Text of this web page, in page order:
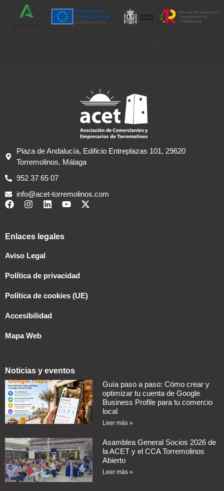
Plaza de Andalucía, Edificio Entreplazas 101, 29620
Torremolinos, Málaga
952 37 65 07
info@acet-torremolinos.com
Enlaces legales
Aviso Legal
Política de privacidad
Política de cookies (UE)
Accesibilidad
Mapa Web
Noticias y eventos
Guía paso a paso: Cómo crear y
optimizar tu cuenta de Google
Business Profile para tu comercio
local
Leer más »
Asamblea General Socios 2026 de
la ACET y el CCA Torremolinos
Abierto
Leer más »